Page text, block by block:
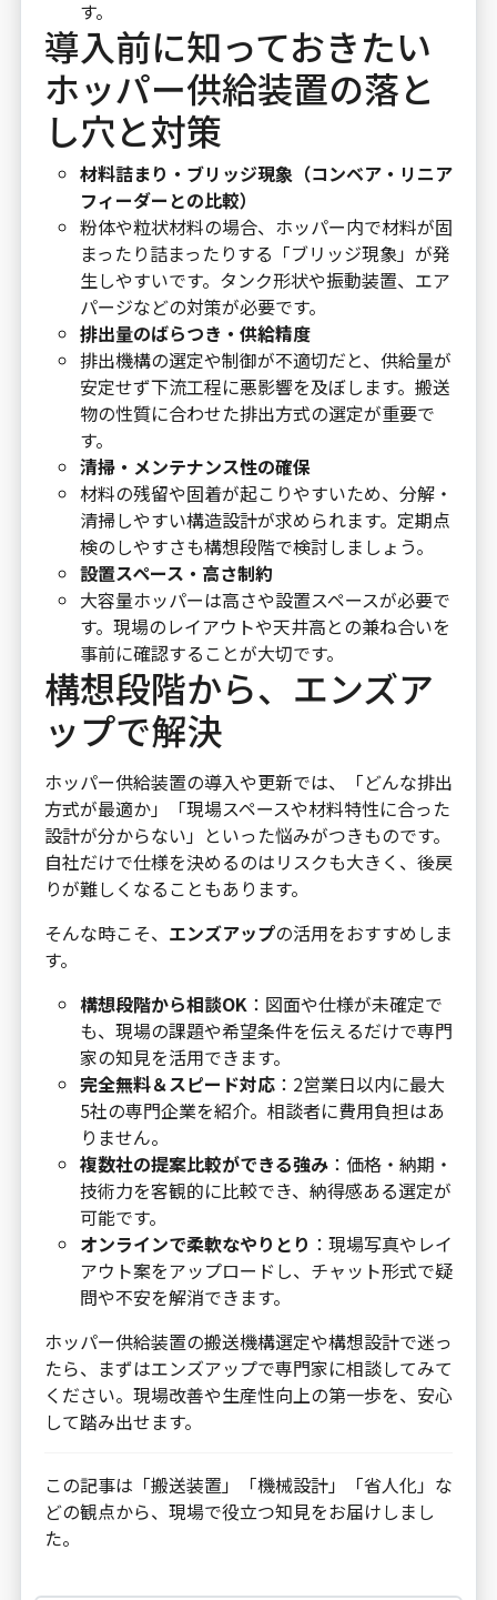
す。
導入前に知っておきたい
ホッパー供給装置の落と
し穴と対策
材料詰まり・ブリッジ現象（コンベア・リニア
フィーダーとの比較）
粉体や粒状材料の場合、ホッパー内で材料が固
まったり詰まったりする「ブリッジ現象」が発
生しやすいです。タンク形状や振動装置、エア
パージなどの対策が必要です。
排出量のばらつき・供給精度
排出機構の選定や制御が不適切だと、供給量が
安定せず下流工程に悪影響を及ぼします。搬送
物の性質に合わせた排出方式の選定が重要で
す。
清掃・メンテナンス性の確保
材料の残留や固着が起こりやすいため、分解・
清掃しやすい構造設計が求められます。定期点
検のしやすさも構想段階で検討しましょう。
設置スペース・高さ制約
大容量ホッパーは高さや設置スペースが必要で
す。現場のレイアウトや天井高との兼ね合いを
事前に確認することが大切です。
構想段階から、エンズア
ップで解決
ホッパー供給装置の導入や更新では、「どんな排出
方式が最適か」「現場スペースや材料特性に合った
設計が分からない」といった悩みがつきものです。
自社だけで仕様を決めるのはリスクも大きく、後戻
りが難しくなることもあります。
そんな時こそ、 エンズアップの活用をおすすめしま
す。
構想段階から相談OK：図面や仕様が未確定で
も、現場の課題や希望条件を伝えるだけで専門
家の知見を活用できます。
完全無料＆スピード対応：2営業日以内に最大
5社の専門企業を紹介。相談者に費用負担はあ
りません。
複数社の提案比較ができる強み：価格・納期・
技術力を客観的に比較でき、納得感ある選定が
可能です。
オンラインで柔軟なやりとり ：現場写真やレイ
アウト案をアップロードし、チャット形式で疑
問や不安を解消できます。
ホッパー供給装置の搬送機構選定や構想設計で迷っ
たら、まずはエンズアップで専門家に相談してみて
ください。現場改善や生産性向上の第一歩を、安心
して踏み出せます。
この記事は「搬送装置」「機械設計」「省人化」な
どの観点から、現場で役立つ知見をお届けしまし
た。